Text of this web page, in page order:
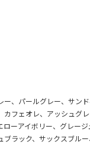
に商品登録する際、
ドの上、販売価格を設
ジ■■■
ズのすべてのサイズを統
ー、パールグレー、サン
カフェオレ、アッシュグ
ーアイボリー、グレージ
ブラック、サックスブル